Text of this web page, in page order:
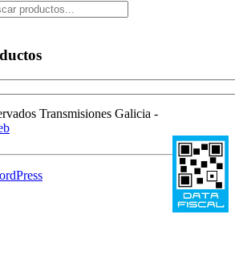
Transmisiones Galicia -